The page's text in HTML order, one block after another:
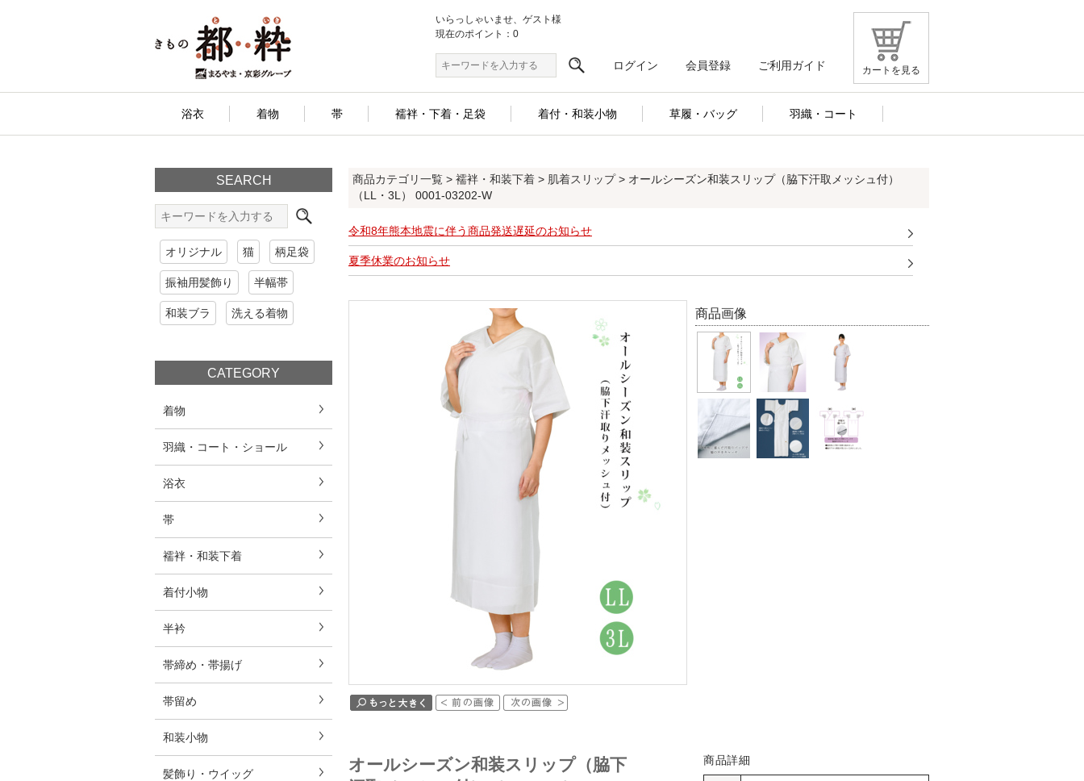
カートを見る
いらっしゃいませ、ゲスト様
現在のポイント：0
ログイン 会員登録 ご利用ガイド
浴衣 着物 帯 襦袢・下着・足袋 着付・和装小物 草履・バッグ 羽織・コート
SEARCH
オリジナル 猫 柄足袋
振袖用髪飾り 半幅帯
和装ブラ 洗える着物
CATEGORY
着物
羽織・コート・ショール
浴衣
帯
襦袢・和装下着
着付小物
半衿
帯締め・帯揚げ
帯留め
和装小物
髪飾り・ウイッグ
商品カテゴリ一覧 > 襦袢・和装下着 > 肌着スリップ > オールシーズン和装スリップ（脇下汗取メッシュ付）
（LL・3L） 0001-03202-W
令和8年熊本地震に伴う商品発送遅延のお知らせ
夏季休業のお知らせ
商品画像
商品詳細
オールシーズン和装スリップ（脇下